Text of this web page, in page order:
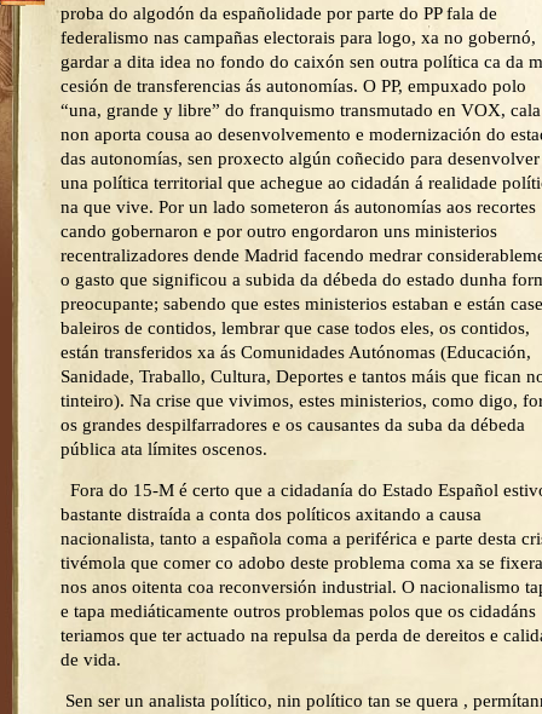
proba do algodón da españolidade por parte do PP fala de
federalismo nas campañas electorais para logo, xa no gobernó,
gardar a dita idea no fondo do caixón sen outra política ca da
cesión de transferencias ás autonomías. O PP, empuxado polo
“una, grande y libre” do franquismo transmutado en VOX,
non aporta cousa ao desenvolvemento e modernización do
das autonomías, sen proxecto algún coñecido para desenvolver
una política territorial que achegue ao cidadán á realidade
na que vive. Por un lado someteron ás autonomías aos recortes
cando gobernaron e por outro engordaron uns ministerios
recentralizadores dende Madrid facendo medrar
o gasto que significou a subida da débeda do estado dunha
preocupante; sabendo que estes ministerios estaban e están case
baleiros de contidos, lembrar que case todos eles, os contidos,
están transferidos xa ás Comunidades Autónomas (Educación,
Sanidade, Traballo, Cultura, Deportes e tantos máis que fican
tinteiro). Na crise que vivimos, estes ministerios, como digo,
os grandes despilfarradores e os causantes da suba da débeda
pública ata límites oscenos.
Fora do 15-M é certo que a cidadanía do Estado Español
bastante distraída a conta dos políticos axitando a causa
nacionalista, tanto a española coma a periférica e parte desta
tivémola que comer co adobo deste problema coma xa se fixera
nos anos oitenta coa reconversión industrial. O nacionalismo
e tapa mediáticamente outros problemas polos que os cidadáns
teriamos que ter actuado na repulsa da perda de dereitos e
de vida.
Sen ser un analista político, nin político tan se quera ,